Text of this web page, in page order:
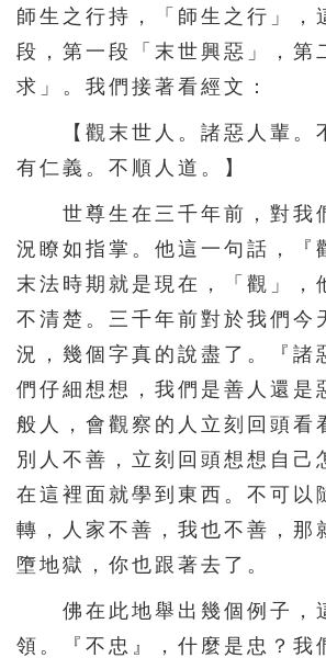
師生之行持，「師生之行」，
段，第一段「末世興惡」，第
求」。我們接著看經文：
【觀末世人。諸惡人輩。
有仁義。不順人道。】
世尊生在三千年前，對我
況瞭如指掌。他這一句話，『
末法時期就是現在，「觀」，
不清楚。三千年前對於我們今
況，幾個字真的說盡了。『諸
們仔細想想，我們是善人還是
般人，會觀察的人立刻回頭看
別人不善，立刻回頭想想自己
在這裡面就學到東西。不可以
轉，人家不善，我也不善，那
墮地獄，你也跟著去了。
佛在此地舉出幾個例子，
領。『不忠』，什麼是忠？我